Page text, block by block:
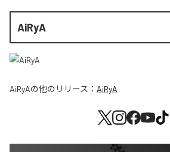
AiRyA
AiRyAの他のリリース： AiRyA